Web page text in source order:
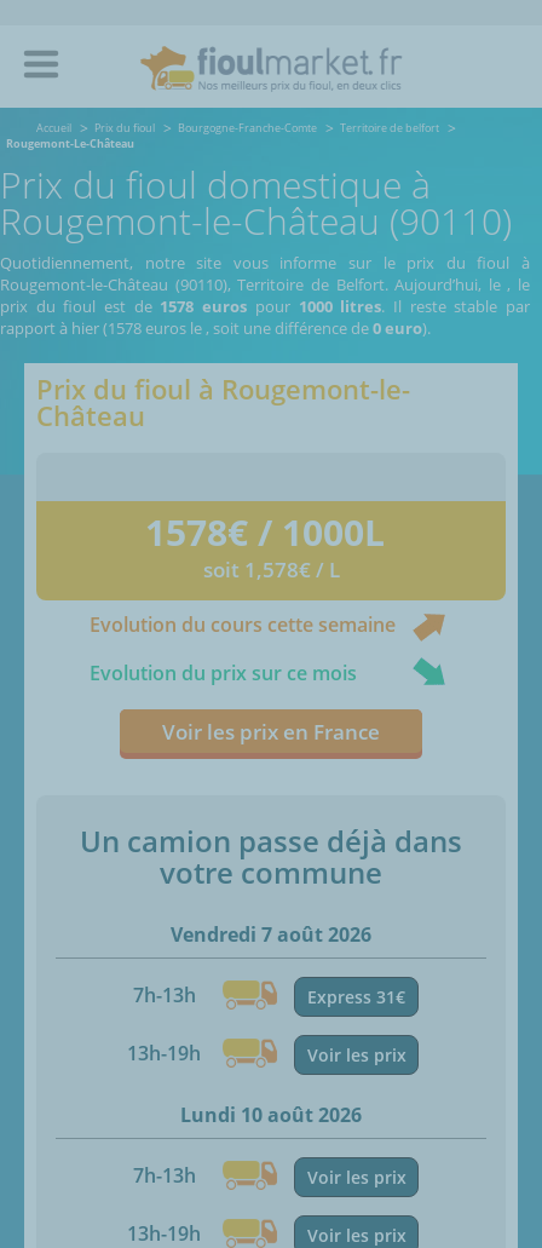
Accueil Prix du fioul Bourgogne-Franche-Comte
Territoire de belfort
Rougemont-Le-Château
Prix du fioul domestique à
Rougemont-le-Château (90110)
Quotidiennement, notre site vous informe sur le prix du fioul à
Rougemont-le-Château (90110), Territoire de Belfort.Aujourd’hui, le , le
prix du fioul est de 1578 euros pour 1000 litres. Il reste stable par
rapport à hier (1578 euros le , soit une différence de0 euro).
Prix du fioul à Rougemont-le-
Château
1578€ / 1000L
soit 1,578€ / L
Evolution du cours cette semaine
Evolution du prix sur ce mois
Voir les prix en France
Un camion passe déjà dans
votre commune
Vendredi 7 août 2026
7h-13h Express 31€
13h-19h Voir les prix
Lundi 10 août 2026
7h-13h Voir les prix
13h-19h Voir les prix